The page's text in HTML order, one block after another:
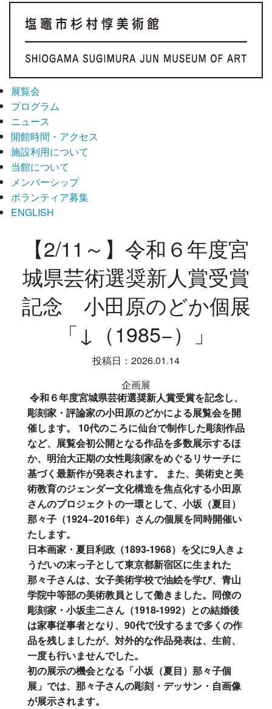
展覧会
プログラム
ニュース
開館時間・アクセス
施設利用について
当館について
メンバーシップ
ボランティア募集
ENGLISH
【2/11～】令和６年度宮
城県芸術選奨新人賞受賞
記念 小田原のどか個展
「↓（1985−）」
投稿日：2026.01.14
企画展
令和６年度宮城県芸術選奨新人賞受賞を記念し、
彫刻家・評論家の小田原のどかによる展覧会を開
催します。 10代のころに仙台で制作した彫刻作品
など、展覧会初公開となる作品を多数展示するほ
か、明治大正期の女性彫刻家をめぐるリサーチに
基づく最新作が発表されます。 また、美術史と美
術教育のジェンダー文化構造を焦点化する小田原
さんのプロジェクトの一環として、小坂（夏目）
那々子（1924−2016年）さんの個展を同時開催い
たします。
日本画家・夏目利政（1893-1968）を父に9人きょ
うだいの末っ子として東京都新宿区に生まれた
那々子さんは、女子美術学校で油絵を学び、青山
学院中等部の美術教員として働きました。同僚の
彫刻家・小坂圭二さん（1918-1992）との結婚後
は家事従事者となり、90代で没するまで多くの作
品を残しましたが、対外的な作品発表は、生前、
一度も行いませんでした。
初の展示の機会となる「小坂（夏目）那々子個
展」では、那々子さんの彫刻・デッサン・自画像
が展示されます。